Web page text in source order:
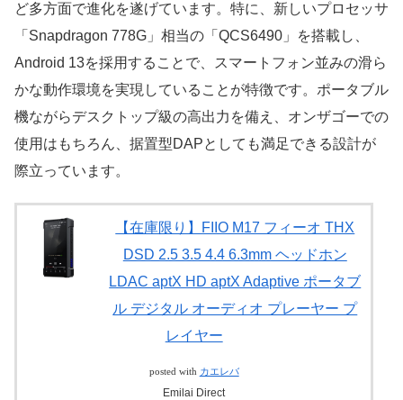
ど多方面で進化を遂げています。特に、新しいプロセッサ
「Snapdragon 778G」相当の「QCS6490」を搭載し、
Android 13を採用することで、スマートフォン並みの滑ら
かな動作環境を実現していることが特徴です。ポータブル
機ながらデスクトップ級の高出力を備え、オンザゴーでの
使用はもちろん、据置型DAPとしても満足できる設計が
際立っています。
【在庫限り】FIIO M17 フィーオ THX
DSD 2.5 3.5 4.4 6.3mm ヘッドホン
LDAC aptX HD aptX Adaptive ポータブ
ル デジタル オーディオ プレーヤー プ
レイヤー
posted with カエレバ
Emilai Direct